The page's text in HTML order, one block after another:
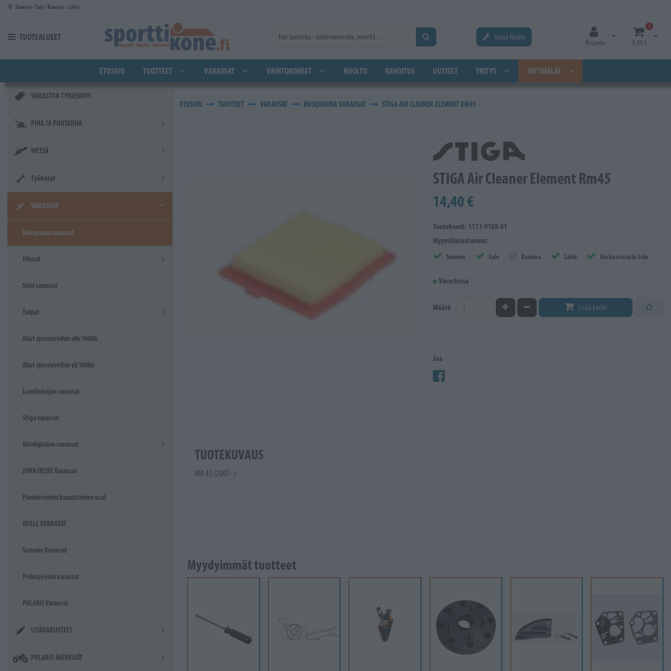
Siirry pääsisältöön
Somero - Salo - Kaarina - Lahti
TUOTEALUEET Varaa huolto
Kirjaudu
Avaa kirjautuminen
0
0,00 €
Avaa
ETUSIVU TUOTTEET VARAOSAT VAIHTOKONEET HUOLTO RAHOITUS UUTISET YRITYS MYYMÄLÄT
VARASTON TYHJENNYS
PIHA JA PUUTARHA
METSÄ
Työkalut
VARAOSAT
Husqvarna varaosat
Hihnat
Stihl varaosat
Tulpat
Akut ajoneuvoihin alle 100Ah
Akut ajoneuvoihin yli 100Ah
Lumilinkojen varaosat
Stiga varaosat
Mönkijöiden varaosat
JOHN DEERE Varaosat
Pienkoneiden kaasuttimien osat
DUELL VARAOSAT
Sumeko Varaosat
Polkupyörän varaosat
POLARIS Varaosat
LISÄVARUSTEET
POLARIS MÖNKIJÄT
ETUSIVU TUOTTEET VARAOSAT HUSQVARNA VARAOSAT STIGA AIR CLEANER ELEMENT RM45
STIGA Air Cleaner Element Rm45
14,40 €
Tuotekoodi: 1111-9169-01
Myymäläsaatavuus:
Somero Salo Kaarina Lahti Keskusvarasto Salo
Varastossa
Määrä Kasvata määrääVähennä määrää Lisää koriin
Jaa
TUOTEKUVAUS
RM 45 (2007- )
Myydyimmät tuotteet